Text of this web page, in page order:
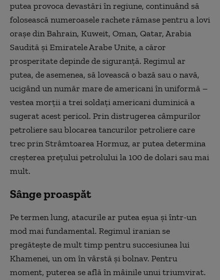
putea provoca devastări în regiune, continuând să
folosească numeroasele rachete rămase pentru a lovi
orașe din Bahrain, Kuweit, Oman, Qatar, Arabia
Saudită și Emiratele Arabe Unite, a căror
prosperitate depinde de siguranță. Regimul ar
putea, de asemenea, să lovească o bază sau o navă,
ucigând un număr mare de americani în uniformă –
vestea morții a trei soldați americani duminică a
sugerat acest pericol. Prin distrugerea câmpurilor
petroliere sau blocarea tancurilor petroliere care
trec prin Strâmtoarea Hormuz, ar putea determina
creșterea prețului petrolului la 100 de dolari sau mai
mult.
Sânge proaspăt
Pe termen lung, atacurile ar putea eșua și într-un
mod mai fundamental. Regimul iranian se
pregătește de mult timp pentru succesiunea lui
Khamenei, un om în vârstă și bolnav. Pentru
moment, puterea se află în mâinile unui triumvirat.